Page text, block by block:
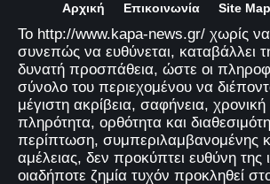
Αρχική Επικοινωνία Site Map
Το http://www.kapa-news.gr/ χωρίς να
συνεπώς να ευθύνεται, καταβάλλει
δυνατή προσπάθεια, ώστε οι
σύνολο του περιεχομένου να
μέγιστη ακρίβεια, σαφήνεια, χρονική
πληρότητα, ορθότητα και
περίπτωση, συμπεριλαμβανομένης
αμέλειας, δεν προκύπτει ευθύνη της
οιαδήποτε ζημία τυχόν προκληθεί